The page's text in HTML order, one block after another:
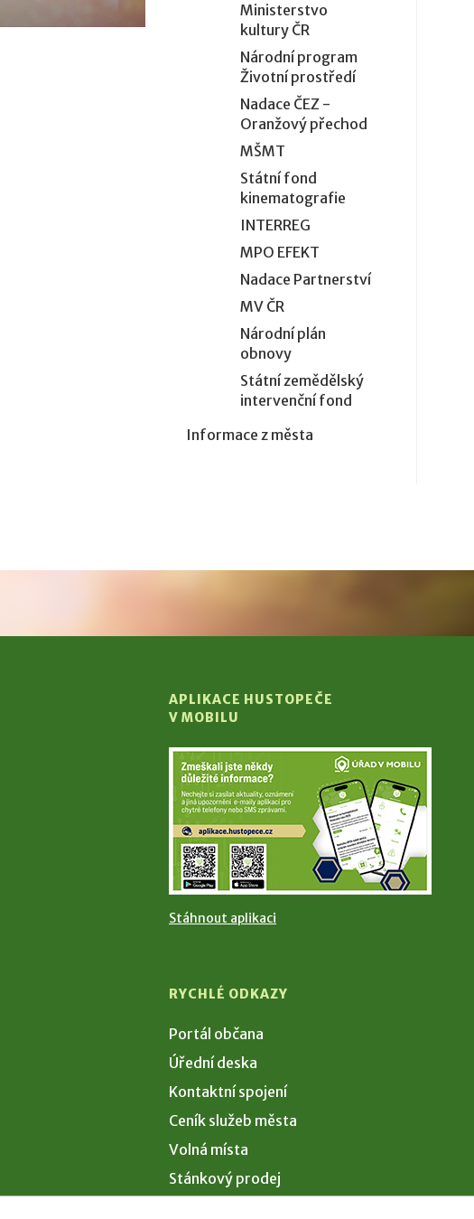
Ministerstvo
kultury ČR
Národní program
Životní prostředí
Nadace ČEZ -
Oranžový přechod
MŠMT
Státní fond
kinematografie
INTERREG
MPO EFEKT
Nadace Partnerství
MV ČR
Národní plán
obnovy
Státní zemědělský
intervenční fond
Informace z města
APLIKACE HUSTOPEČE
V MOBILU
Stáhnout aplikaci
RYCHLÉ ODKAZY
Portál občana
Úřední deska
Kontaktní spojení
Ceník služeb města
Volná místa
Stánkový prodej